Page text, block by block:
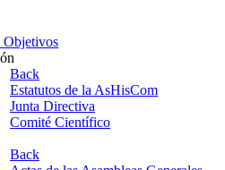
Objetivos
Back
Estatutos de la AsHisCom
Junta Directiva
Comité Científico
Back